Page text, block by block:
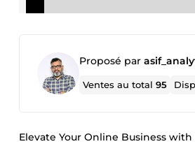
Proposé par
Ventes au total95
Elevate Your Online Business